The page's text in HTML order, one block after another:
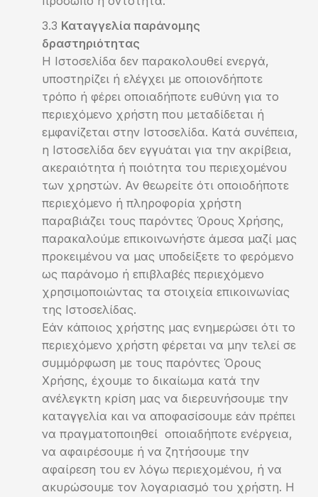
Καταγγελία παράνομης
δραστηριότητας
Η Ιστοσελίδα δεν παρακολουθεί ενεργά,
υποστηρίζει ή ελέγχει με οποιονδήποτε
τρόπο ή φέρει οποιαδήποτε ευθύνη για το
περιεχόμενο χρήστη που μεταδίδεται ή
εμφανίζεται στην Ιστοσελίδα. Κατά συνέπεια,
η Ιστοσελίδα δεν εγγυάται για την ακρίβεια,
ακεραιότητα ή ποιότητα του περιεχομένου
των χρηστών. Αν θεωρείτε ότι οποιοδήποτε
περιεχόμενο ή πληροφορία χρήστη
παραβιάζει τους παρόντες Όρους Χρήσης,
παρακαλούμε επικοινωνήστε άμεσα μαζί μας
προκειμένου να μας υποδείξετε το φερόμενο
ως παράνομο ή επιβλαβές περιεχόμενο
χρησιμοποιώντας τα στοιχεία επικοινωνίας
της Ιστοσελίδας.
Εάν κάποιος χρήστης μας ενημερώσει ότι το
περιεχόμενο χρήστη φέρεται να μην τελεί σε
συμμόρφωση με τους παρόντες Όρους
Χρήσης, έχουμε το δικαίωμα κατά την
ανέλεγκτη κρίση μας να διερευνήσουμε την
καταγγελία και να αποφασίσουμε εάν πρέπει
να πραγματοποιηθεί οποιαδήποτε ενέργεια,
να αφαιρέσουμε ή να ζητήσουμε την
αφαίρεση του εν λόγω περιεχομένου, ή να
ακυρώσουμε τον λογαριασμό του χρήστη. Η